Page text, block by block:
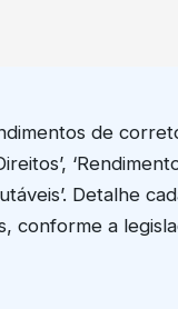
de
Detalhe
conforme a